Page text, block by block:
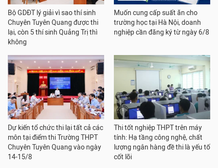
Bộ GDĐT lý giải vì sao thí sinh
Chuyên Tuyên Quang được thi
lại, còn 5 thí sinh Quảng Trị thì
không
Muốn cung cấp suất ăn cho
trường học tại Hà Nội, doanh
nghiệp cần đăng ký từ ngày 6/8
Dự kiến tổ chức thi lại tất cả các
môn tại điểm thi Trường THPT
Chuyên Tuyên Quang vào ngày
14-15/8
Thi tốt nghiệp THPT trên máy
tính: Hạ tầng công nghệ, chất
lượng ngân hàng đề thi là yếu tố
cốt lõi